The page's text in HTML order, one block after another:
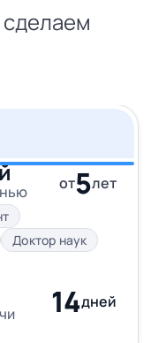
от5лет
Доктор наук
14дней